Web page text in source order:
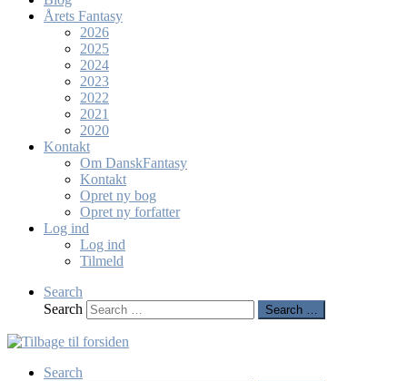
Årets Fantasy
2026
2025
2024
2023
2022
2021
2020
Kontakt
Om DanskFantasy
Kontakt
Opret ny bog
Opret ny forfatter
Log ind
Log ind
Tilmeld
Search
Search
Search …
Search